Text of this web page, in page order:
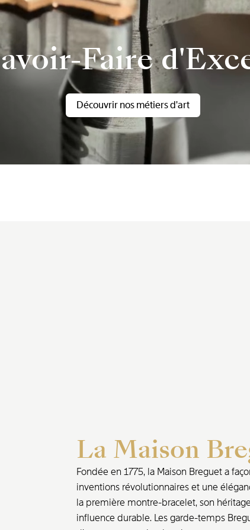
Faire
Découvrir nos métiers d'art
La Maison
Fondée en 1775, la Maison Breguet a
inventions révolutionnaires et une
la première montre-bracelet, son
influence durable. Les garde-temps